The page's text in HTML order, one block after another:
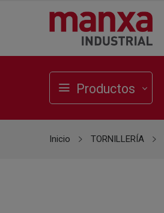
Productos
Inicio TORNILLERÍA